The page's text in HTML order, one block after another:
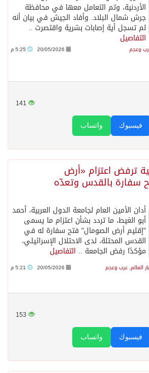
الأردنية، وتم التعامل معها في محافظة
جرش شمال البلاد. وأفاد الجيش في بيان أنه
لم تسجل أية إصابات بشرية واقتصرت ..
التفاصيل
وعجم 20/05/2026
141
واتساب فيسبوك
ترفض اعتزام «أرض
سفارة بالقدس وتعدّه
أدان الأمين العام لجامعة الدول العربية، أحمد
أبو الغيط، ما تردد بشأن اعتزام ما يسمى
"إقليم أرض الصومال" فتح سفارة له في
القدس المحتلة، لدى الاحتلال الإسرائيلي،
مؤكدًا رفض الجامعة .. التفاصيل
العالم, عرب وعجم 20/05/2026
153
واتساب فيسبوك